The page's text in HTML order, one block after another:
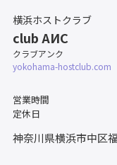
横浜ホストクラブ
club AИC
クラブアンク
yokohama-hostclub.com
営業時間
定休日
神奈川県横浜市中区